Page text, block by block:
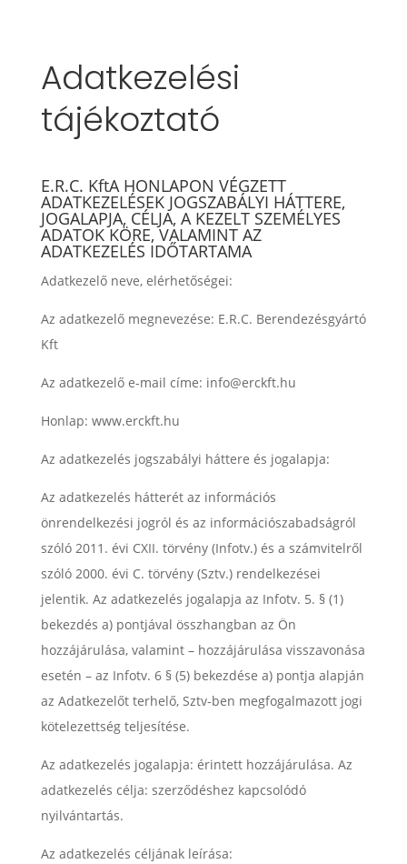
Adatkezelési
tájékoztató
E.R.C. KftA HONLAPON VÉGZETT
ADATKEZELÉSEK JOGSZABÁLYI HÁTTERE,
JOGALAPJA, CÉLJA, A KEZELT SZEMÉLYES
ADATOK KÖRE, VALAMINT AZ
ADATKEZELÉS IDŐTARTAMA
Adatkezelő neve, elérhetőségei:
Az adatkezelő megnevezése: E.R.C. Berendezésgyártó
Kft
Az adatkezelő e-mail címe: info@erckft.hu
Honlap: www.erckft.hu
Az adatkezelés jogszabályi háttere és jogalapja:
Az adatkezelés hátterét az információs
önrendelkezési jogról és az információszabadságról
szóló 2011. évi CXII. törvény (Infotv.) és a számvitelről
szóló 2000. évi C. törvény (Sztv.) rendelkezései
jelentik. Az adatkezelés jogalapja az Infotv. 5. § (1)
bekezdés a) pontjával összhangban az Ön
hozzájárulása, valamint – hozzájárulása visszavonása
esetén – az Infotv. 6 § (5) bekezdése a) pontja alapján
az Adatkezelőt terhelő, Sztv-ben megfogalmazott jogi
kötelezettség teljesítése.
Az adatkezelés jogalapja: érintett hozzájárulása. Az
adatkezelés célja: szerződéshez kapcsolódó
nyilvántartás.
Az adatkezelés céljának leírása: